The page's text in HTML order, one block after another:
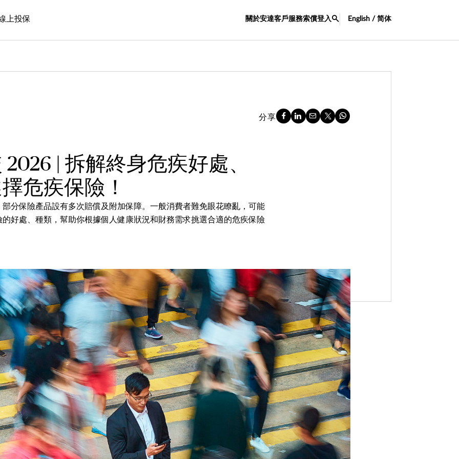
上投保 關於安達客戶服務索償登入 English / 简体
分享
| 拆解終身危疾好處、
危疾保險！
分保險產品設有多次賠償及附加保障。一般消費者難免眼花瞭亂，可能
好處、種類，幫助你根據個人健康狀況和財務需求挑選合適的危疾保險